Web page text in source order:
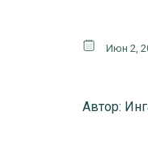
Июн 2,
Автор: